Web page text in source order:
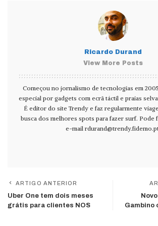
Ricardo Durand
View More Posts
Começou no jornalismo de tecnologias em
especial por gadgets com ecrã táctil e praias
É editor do site Trendy e faz regularmente
busca dos melhores spots para fazer surf. Pode
e-mail
ARTIGO ANTERIOR
Uber One tem dois meses
grátis para clientes NOS
Gambino